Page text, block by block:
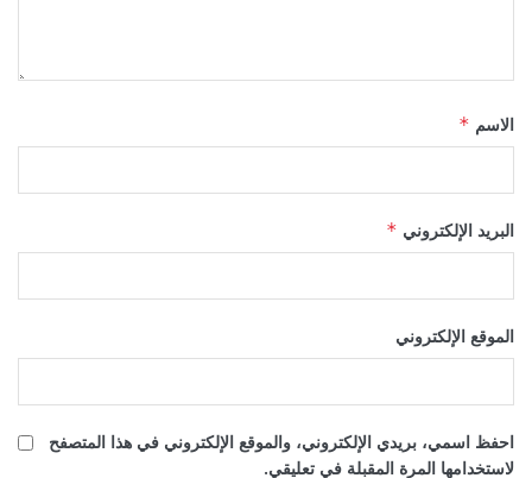
الاسم *
البريد الإلكتروني *
الموقع الإلكتروني
احفظ اسمي، بريدي الإلكتروني، والموقع الإلكتروني في هذا المتصفح
لاستخدامها المرة المقبلة في تعليقي.